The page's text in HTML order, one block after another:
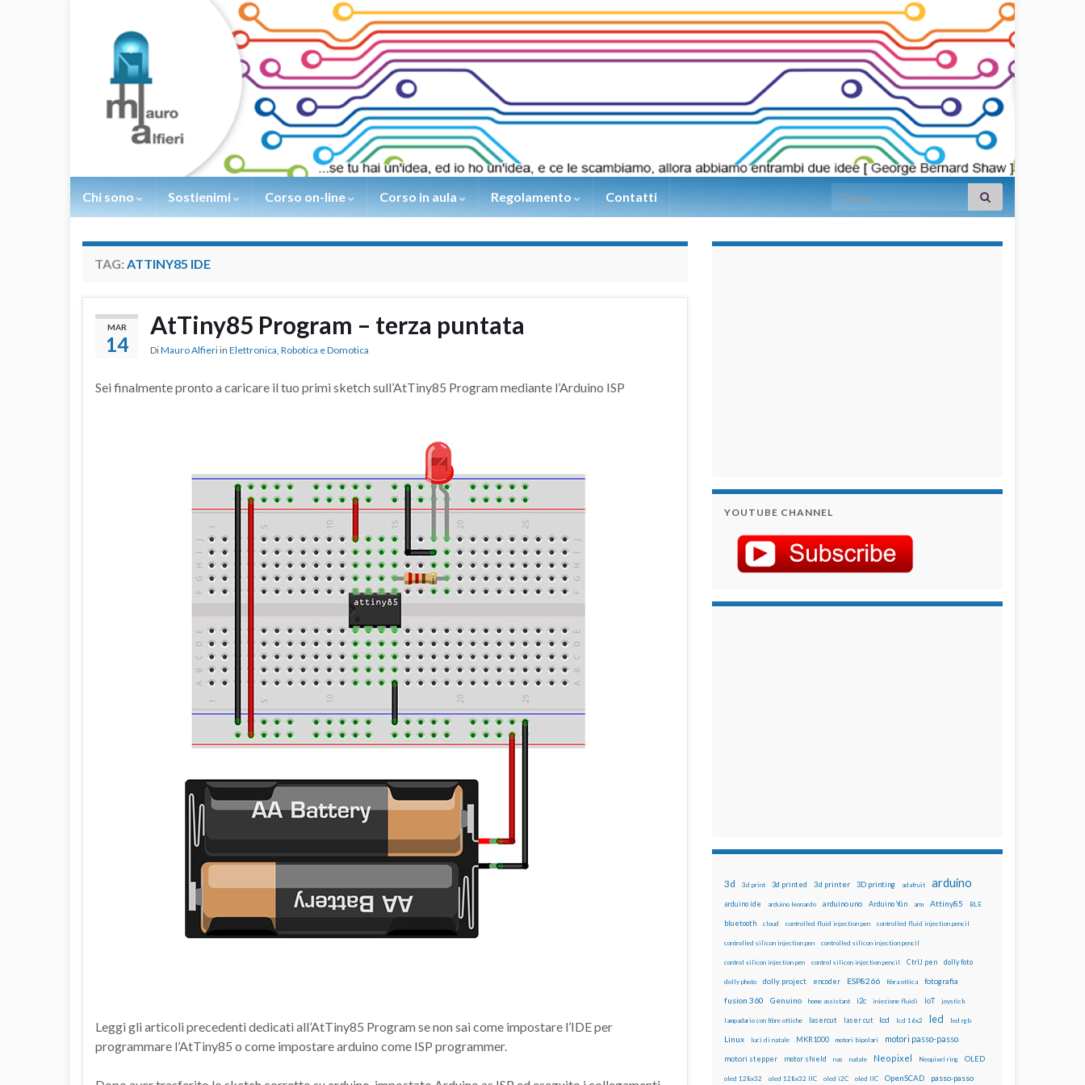
Chi sono Sostienimi Corso on-line Corso in aula Regolamento Contatti Search for:
TAG: ATTINY85 IDE
MAR
14
AtTiny85 Program – terza puntata
DiMauro Alfieri in Elettronica, Robotica e Domotica
Sei finalmente pronto a caricare il tuo primi sketch sull’AtTiny85 Program mediante l’Arduino ISP
Leggi gli articoli precedenti dedicati all’AtTiny85 Program se non sai come impostare l’IDE per
programmare l’AtTiny85 o come impostare arduino come ISP programmer.
YOUTUBE CHANNEL
3d 3d print 3d printed 3d printer 3D printing adafruit arduino
arduino ide arduino leonardo arduino uno Arduino Yún arm Attiny85 BLE
bluetooth cloud controlled fluid injection pen controlled fluid injection pencil
controlled silicon injection pen controlled silicon injection pencil
control silicon injection pen control silicon injection pencil CtrlJ pen dolly foto
dolly photo dolly project encoder ESP8266 fibra ottica fotografia
fusion 360 Genuino home assistant i2c iniezione fluidi IoT joystick
lampadario con fibre ottiche lasercut laser cut lcd lcd 16x2 led led rgb
Linux luci di natale MKR1000 motori bipolari motori passo-passo
motori stepper motor shield nas natale Neopixel Neopixel ring OLED
oled 128x32 oled 128x32 IIC oled i2C oled IIC OpenSCAD passo-passo